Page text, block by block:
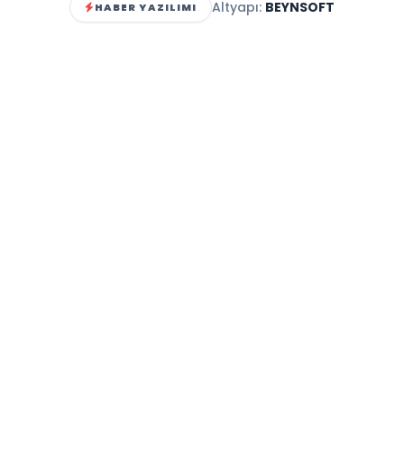
HABER YAZILIMI Altyapı: BEYNSOFT